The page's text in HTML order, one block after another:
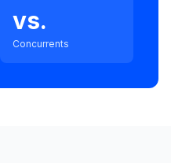
vs.
Concurrents